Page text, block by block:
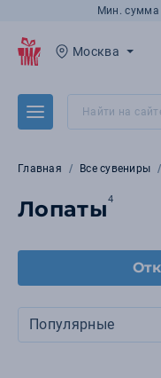
Мин. сумма
Москва
Главная Все сувениры
Лопаты4
Популярные